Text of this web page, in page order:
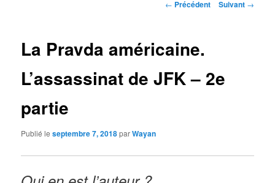
Navigation
← Précédent Suivant →
La Pravda américaine.
L’assassinat de JFK – 2e
partie
Publié leseptembre 7, 2018parWayan